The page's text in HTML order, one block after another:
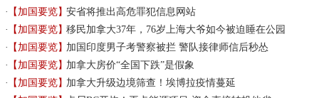
【加国要览】安省将推出高危罪犯信息网站
【加国要览】移民加拿大37年，76岁上海大爷如今被迫睡在公园
【加国要览】加国印度男子考警察被拦 警队接律师信后秒怂
【加国要览】加拿大房价“全国下跌”是假象
【加国要览】加拿大升级边境筛查！埃博拉疫情蔓延